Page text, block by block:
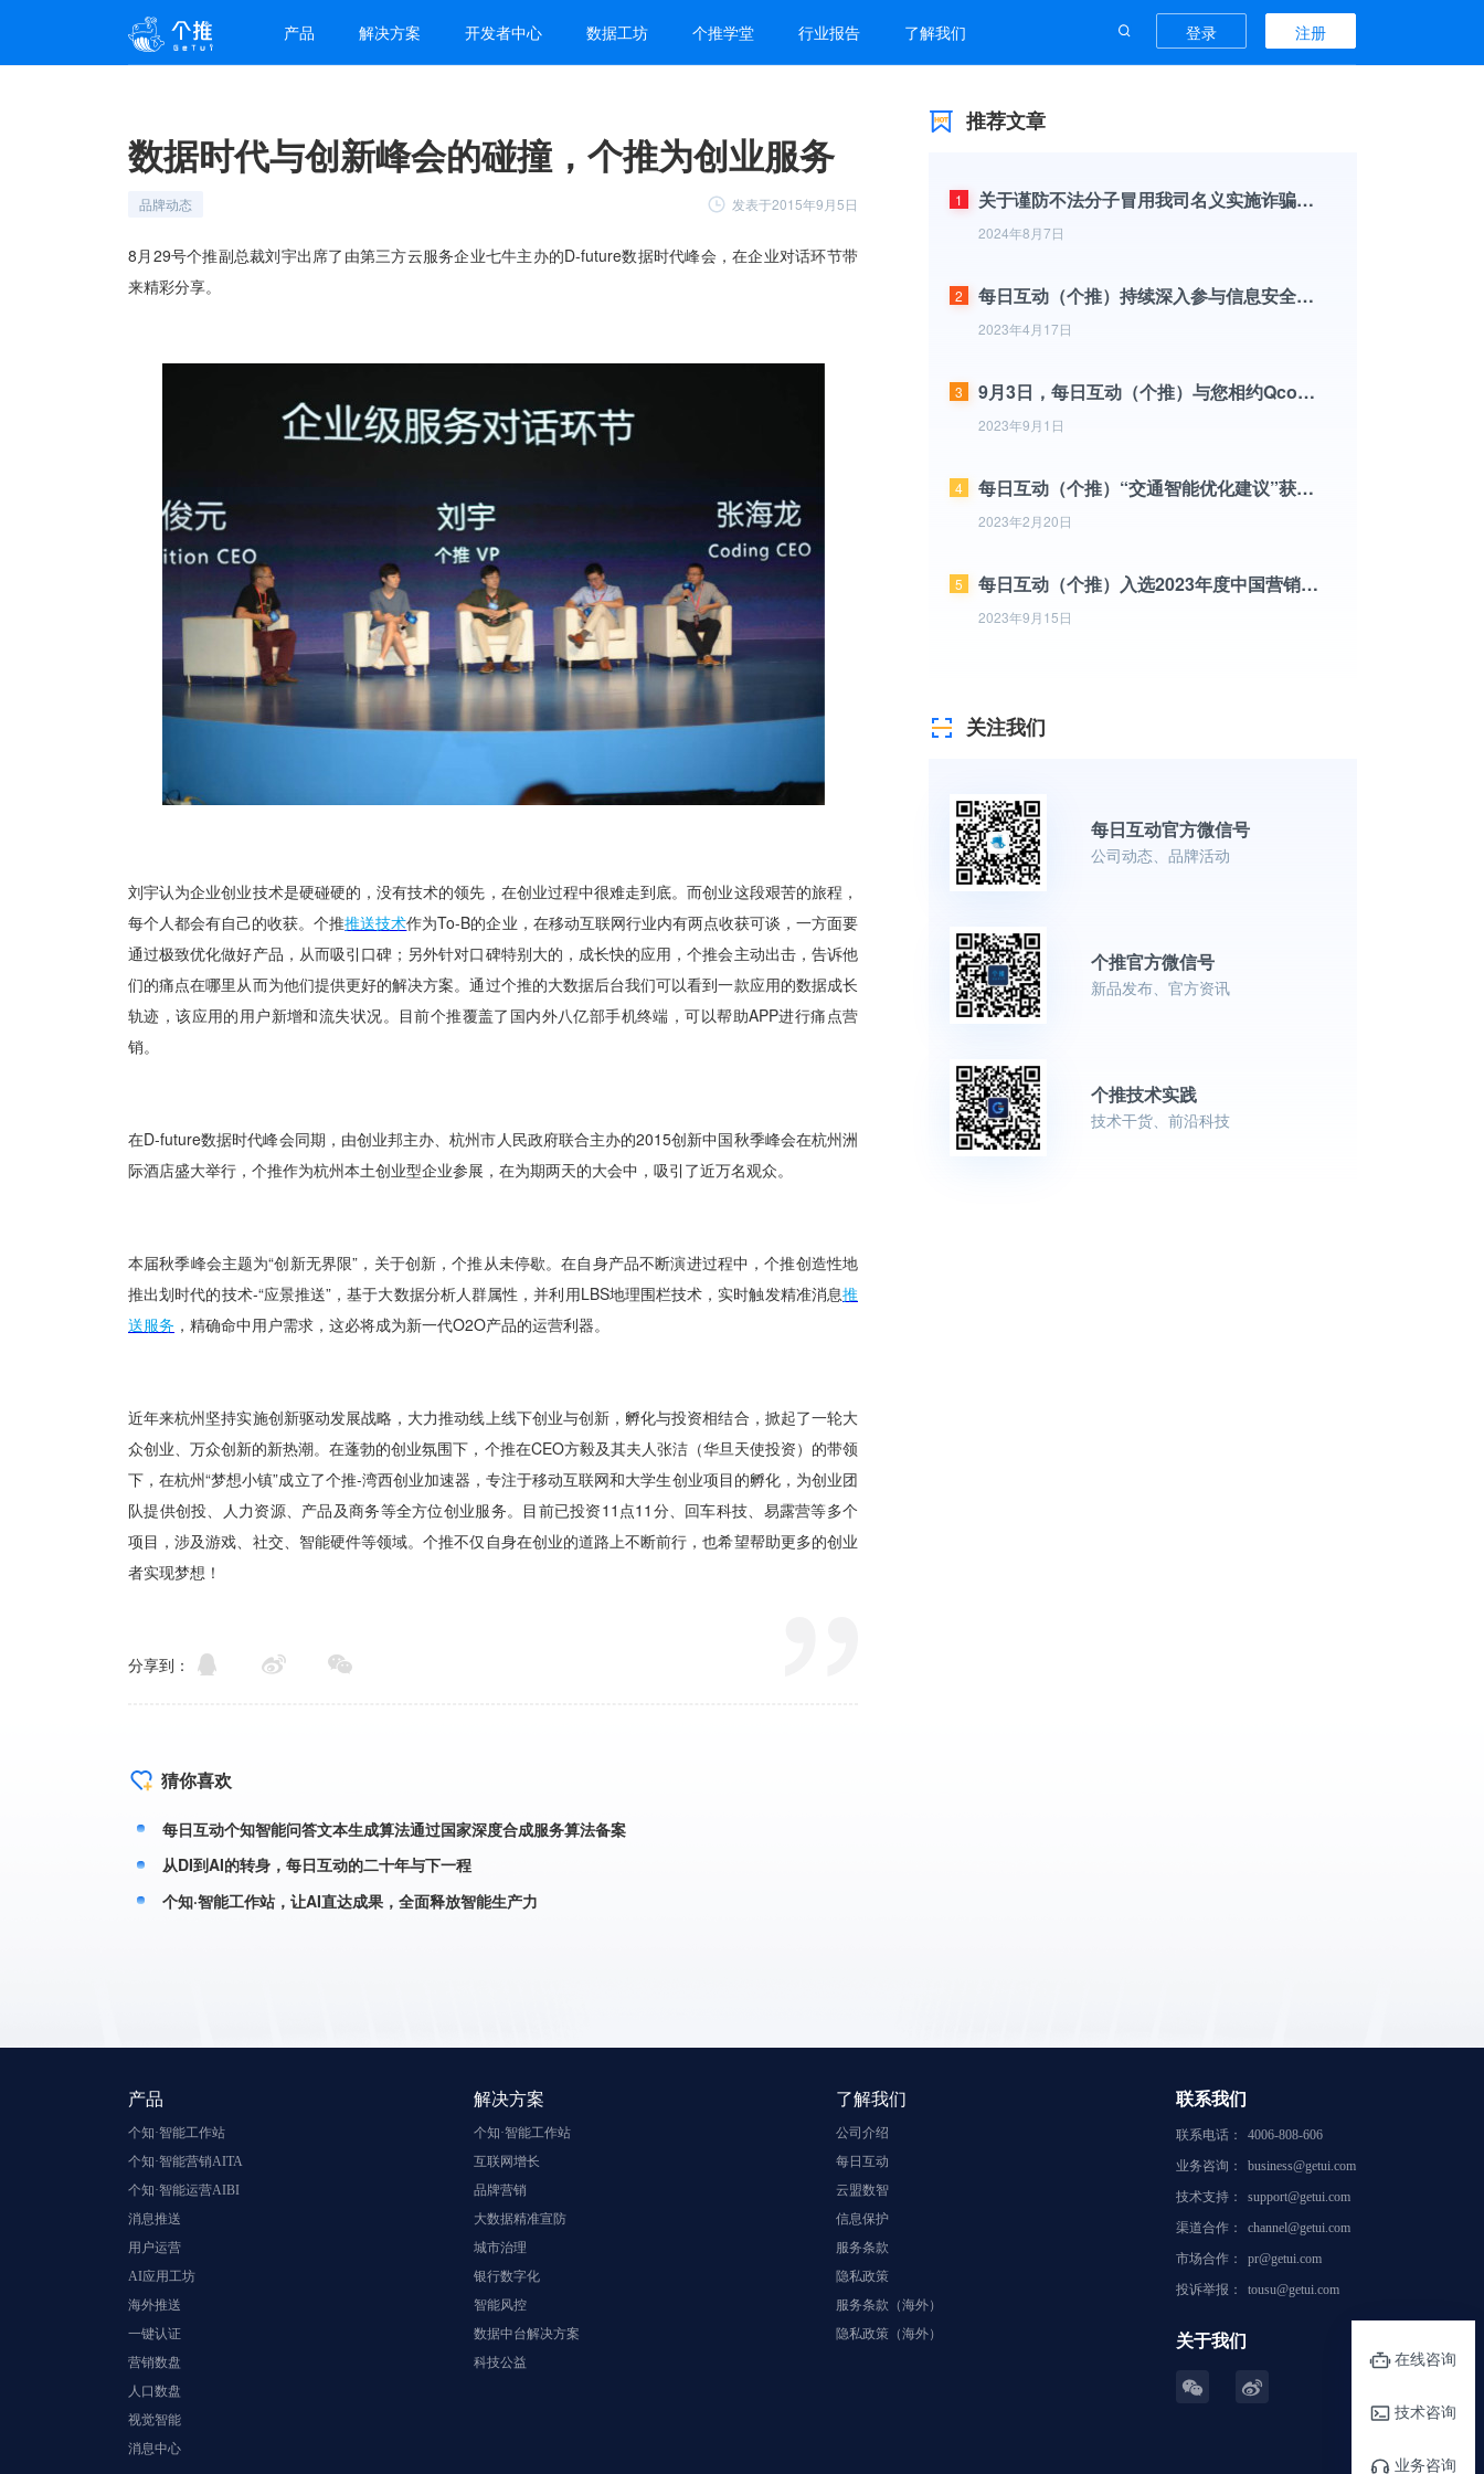
产品 解决方案 开发者中心 数据工坊 个推学堂 行业报告 了解我们 登录 注册
数据时代与创新峰会的碰撞，个推为创业服务
品牌动态 发表于2015年9月5日
分享到：
猜你喜欢
每日互动个知智能问答文本生成算法通过国家深度合成服务算法备案
从DI到AI的转身，每日互动的二十年与下一程
个知·智能工作站，让AI直达成果，全面释放智能生产力
推荐文章
1 关于谨防不法分子冒用我司名义实施诈骗行为的声明
2024年8月7日
2 每日互动（个推）持续深入参与信息安全标准化工作
2023年4月17日
3 9月3日，每日互动（个推）与您相约Qcon全球软件开发大会
2023年9月1日
4 每日互动（个推）“交通智能优化建议”获杭州市政协2022年度优秀提案
2023年2月20日
5 每日互动（个推）入选2023年度中国营销技术（MarTech）500强竞争力榜单
2023年9月15日
关注我们
每日互动官方微信号
公司动态、品牌活动
个推官方微信号
新品发布、官方资讯
个推技术实践
技术干货、前沿科技
产品
个知·智能工作站
个知·智能营销AITA
个知·智能运营AIBI
消息推送
用户运营
AI应用工坊
海外推送
一键认证
营销数盘
人口数盘
视觉智能
消息中心
解决方案
个知·智能工作站
互联网增长
品牌营销
大数据精准宣防
城市治理
银行数字化
智能风控
数据中台解决方案
科技公益
了解我们
公司介绍
每日互动
云盟数智
信息保护
服务条款
隐私政策
服务条款（海外）
隐私政策（海外）
联系我们
联系电话：
4006-808-606
业务咨询：
business@getui.com
技术支持：
support@getui.com
渠道合作：
channel@getui.com
市场合作：
pr@getui.com
投诉举报：
tousu@getui.com
关于我们
在线咨询
技术咨询
业务咨询